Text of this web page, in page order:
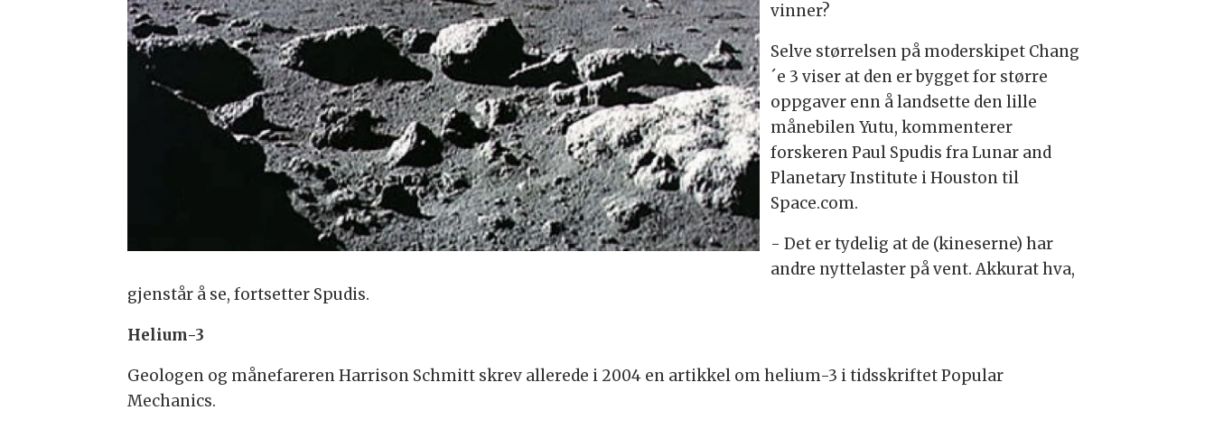
vinner?
Selve størrelsen på moderskipet Chang
´e 3 viser at den er bygget for større
oppgaver enn å landsette den lille
månebilen Yutu, kommenterer
forskeren Paul Spudis fra Lunar and
Planetary Institute i Houston til
Space.com.
- Det er tydelig at de (kineserne) har
andre nyttelaster på vent. Akkurat hva,
gjenstår å se, fortsetter Spudis.
Helium-3
Geologen og månefareren Harrison Schmitt skrev allerede i 2004 en artikkel om helium-3 i tidsskriftet Popular
Mechanics.